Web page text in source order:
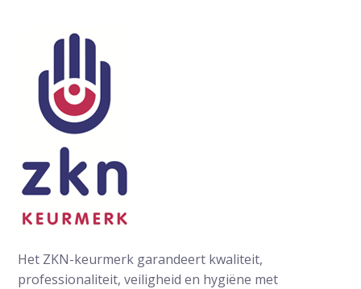
Het ZKN-keurmerk garandeert kwaliteit,
professionaliteit, veiligheid en hygiëne met